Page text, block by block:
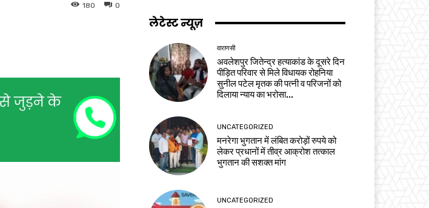
0
180
लेटेस्ट न्यूज़
वाराणसी
अवलेशपुर जितेन्द्र हत्याकांड के दूसरे दिन
पीड़ित परिवार से मिले विधायक रोहनिया
सुनील पटेल मृतक की पत्नी व परिजनों को
दिलाया न्याय का भरोसा...
UNCATEGORIZED
मनरेगा भुगतान में लंबित करोड़ों रुपये को
लेकर प्रधानों में तीव्र आक्रोश तत्काल
भुगतान की सशक्त मांग
UNCATEGORIZED